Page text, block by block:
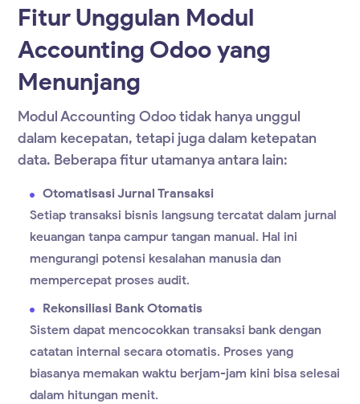
Fitur Unggulan Modul
Accounting Odoo yang
Menunjang
Modul Accounting Odootidak hanya unggul
dalam kecepatan, tetapi juga dalam ketepatan
data. Beberapa fitur utamanya antara lain:
Otomatisasi Jurnal Transaksi
Setiap transaksi bisnis langsung tercatat dalam jurnal
keuangan tanpa campur tangan manual. Hal ini
mengurangi potensi kesalahan manusia dan
mempercepat proses audit.
Rekonsiliasi Bank Otomatis
Sistem dapat mencocokkan transaksi bank dengan
catatan internal secara otomatis. Proses yang
biasanya memakan waktu berjam-jam kini bisa selesai
dalam hitungan menit.